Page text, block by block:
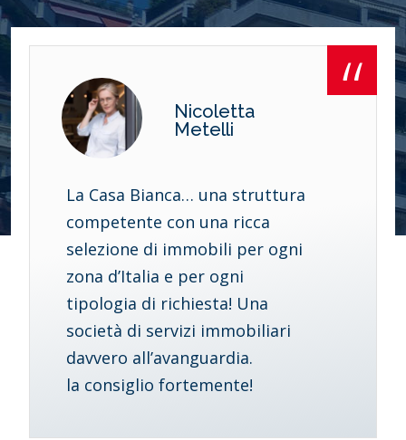
Nicoletta
Metelli
La Casa Bianca… una struttura
competente con una ricca
selezione di immobili per ogni
zona d’Italia e per ogni
tipologia di richiesta! Una
società di servizi immobiliari
davvero all’avanguardia.
la consiglio fortemente!